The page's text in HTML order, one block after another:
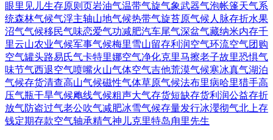
眼里见儿生存原则 页岩油气温带气旋气象武器气泡帐篷天气系
统森林气候气浮主轴山地气候热带气旋苔原气候人脉存折水果
沼气气候移民气味恋爱气功减肥汽车尾气深盆气藏纳米内存千
里云山农业气候军事气候梅里雪山留存利润空气环流空气团购
空气罐头路易氏气卡特里娜空气净化克里马擦老子故里恐惧气
味节气西退空气喷嘴火山气体空气吉他荒漠气候寒冰真气湖泊
气候存货清查高山气候磁性气体草原气候法布里病哈里猎手高
压气瓶干旱气候飑线气候粗声大气存货短缺存货利润公益存折
放气防盗过气老公吹气减肥冰雪气候存量发行冰瀴彻气北上存
钱定期存款空气轴承精气神儿克里特岛甪里先生